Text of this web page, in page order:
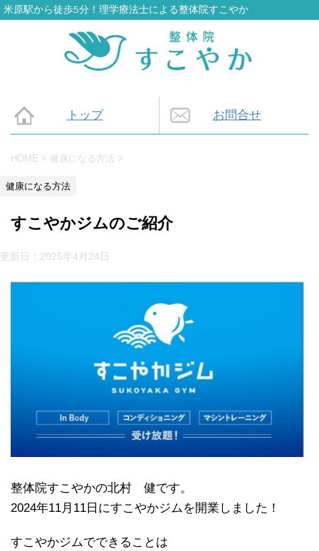
米原駅から徒歩5分！理学療法士による整体院すこやか
トップ お問合せ
HOME > 健康になる方法 >
健康になる方法
すこやかジムのご紹介
更新日： 2025年4月24日
整体院すこやかの北村 健です。
2024年11月11日にすこやかジムを開業しました！
すこやかジムでできることは